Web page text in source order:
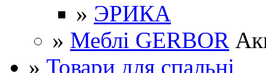
» ЭРИКА
» Меблі GERBOR
» Товари для спальні